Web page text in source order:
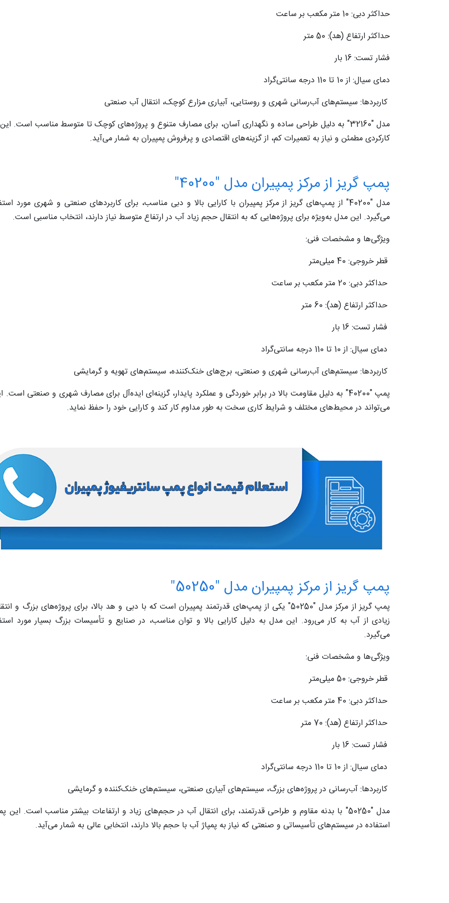
حداکثر دبی: 10 متر مکعب بر ساعت
حداکثر ارتفاع (هد): 50 متر
فشار تست: 16 بار
دمای سیال: از 10 تا 110 درجه سانتی‌گراد
کاربردها: سیستم‌های آب‌رسانی شهری و روستایی، آبیاری مزارع کوچک، انتقال آب صنعتی
مدل "32160" به دلیل طراحی ساده و نگهداری آسان، برای مصارف متنوع و پروژه‌های کوچک تا متوسط مناسب است. این
کارکردی مطمئن و نیاز به تعمیرات کم، از گزینه‌های اقتصادی و پرفروش پمپیران به شمار می‌آید.
پمپ گریز از مرکز پمپیران مدل "40200"
مدل "40200" از پمپ‌های گریز از مرکز پمپیران با کارایی بالا و دبی مناسب، برای کاربردهای صنعتی و شهری مورد
می‌گیرد. این مدل به‌ویژه برای پروژه‌هایی که به انتقال حجم زیاد آب در ارتفاع متوسط نیاز دارند، انتخاب مناسبی است.
ویژگی‌ها و مشخصات فنی:
قطر خروجی: 40 میلی‌متر
حداکثر دبی: 20 متر مکعب بر ساعت
حداکثر ارتفاع (هد): 60 متر
فشار تست: 16 بار
دمای سیال: از 10 تا 110 درجه سانتی‌گراد
کاربردها: سیستم‌های آب‌رسانی شهری و صنعتی، برج‌های خنک‌کننده، سیستم‌های تهویه و گرمایشی
پمپ "40200" به دلیل مقاومت بالا در برابر خوردگی و عملکرد پایدار، گزینه‌ای ایده‌آل برای مصارف شهری و صنعتی
می‌تواند در محیط‌های مختلف و شرایط کاری سخت به طور مداوم کار کند و کارایی خود را حفظ نماید.
پمپ گریز از مرکز پمپیران مدل "50250"
پمپ گریز از مرکز مدل "50250" یکی از پمپ‌های قدرتمند پمپیران است که با دبی و هد بالا، برای پروژه‌های بزرگ و
زیادی از آب به کار می‌رود. این مدل به دلیل کارایی بالا و توان مناسب، در صنایع و تأسیسات بزرگ بسیار مورد
می‌گیرد.
ویژگی‌ها و مشخصات فنی:
قطر خروجی: 50 میلی‌متر
حداکثر دبی: 40 متر مکعب بر ساعت
حداکثر ارتفاع (هد): 70 متر
فشار تست: 16 بار
دمای سیال: از 10 تا 110 درجه سانتی‌گراد
کاربردها: آب‌رسانی در پروژه‌های بزرگ، سیستم‌های آبیاری صنعتی، سیستم‌های خنک‌کننده و گرمایشی
مدل "50250" با بدنه مقاوم و طراحی قدرتمند، برای انتقال آب در حجم‌های زیاد و ارتفاعات بیشتر مناسب است. این
استفاده در سیستم‌های تأسیساتی و صنعتی که نیاز به پمپاژ آب با حجم بالا دارند، انتخابی عالی به شمار می‌آید.